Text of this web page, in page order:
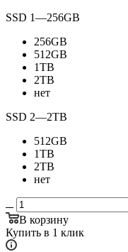
SSD 1—256GB
256GB
512GB
1TB
2TB
нет
SSD 2—2TB
512GB
1TB
2TB
нет
В корзину
Купить в 1 клик